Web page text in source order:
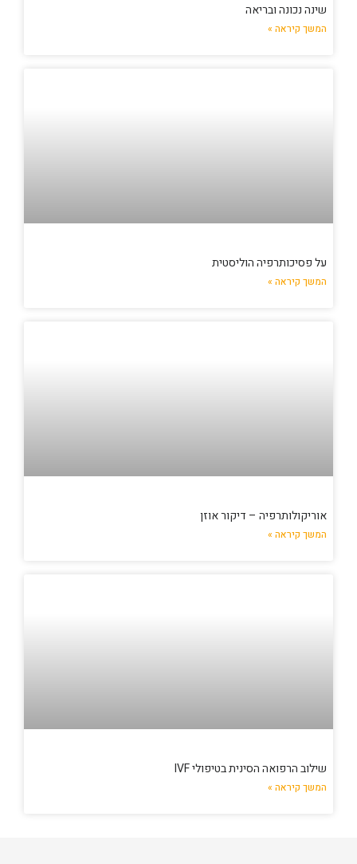
שינה נכונה ובריאה
המשך קיראה »
על פסיכותרפיה הוליסטית
המשך קיראה »
אוריקולותרפיה – דיקור אוזן
המשך קיראה »
שילוב הרפואה הסינית בטיפולי IVF
המשך קיראה »